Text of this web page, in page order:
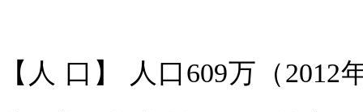
【人 口】 人口609万（